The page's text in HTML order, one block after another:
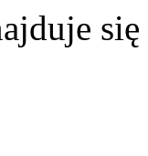
się